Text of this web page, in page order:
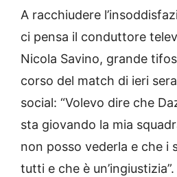
A racchiudere
ci pensa il conduttore
Nicola Savino, grande
corso del match di ieri
social: “Volevo dire che
sta giovando la mia
non posso vederla e che i
tutti e che è